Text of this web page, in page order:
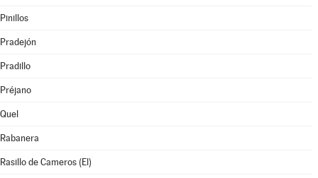
Pinillos
Pradejón
Pradillo
Préjano
Quel
Rabanera
Rasillo de Cameros (El)